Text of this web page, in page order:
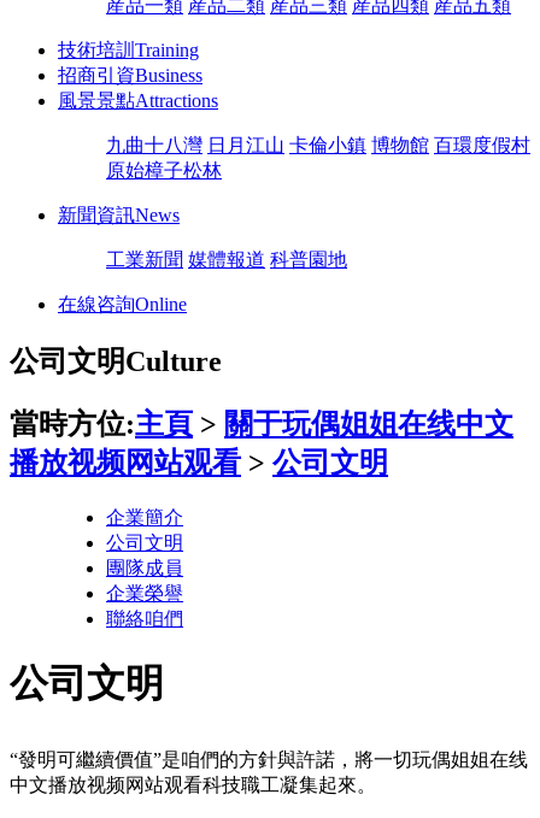
産品一類 産品二類 産品三類 産品四類 産品五類
技術培訓 Training
招商引資Business
風景景點Attractions
九曲十八灣 日月江山 卡倫小鎮 博物館 百環度假村
原始樟子松林
新聞資訊News
工業新聞 媒體報道 科普園地
在線咨詢Online
公司文明Culture
當時方位:主頁 > 關于玩偶姐姐在线中文
播放视频网站观看 > 公司文明
企業簡介
公司文明
團隊成員
企業榮譽
聯絡咱們
公司文明
“發明可繼續價值”是咱們的方針與許諾，將一切玩偶姐姐在线
中文播放视频网站观看科技職工凝集起來。